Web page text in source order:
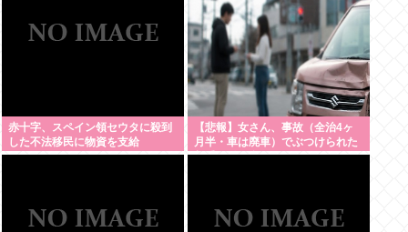
赤十字、スペイン領セウタに殺到
した不法移民に物資を支給
【悲報】女さん、事故（全治4ヶ
月半・車は廃車）でぶつけられた
相手と付き合ってしまうwww